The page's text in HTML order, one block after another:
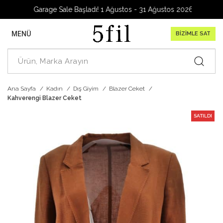
Garage Sale Başladı! 1 Ağustos - 31 Ağustos 2026
MENÜ BİZİMLE SAT
Ana Sayfa Kadın Dış Giyim
Blazer Ceket
Kahverengi Blazer Ceket
SATILDI